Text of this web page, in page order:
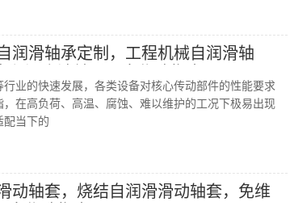
润滑轴承定制，工程机械自润滑轴
业的快速发展，各类设备对核心传动部件的性能要求
在高负荷、高温、腐蚀、难以维护的工况下极易出现
配当下的
动轴套，烧结自润滑滑动轴套，免维